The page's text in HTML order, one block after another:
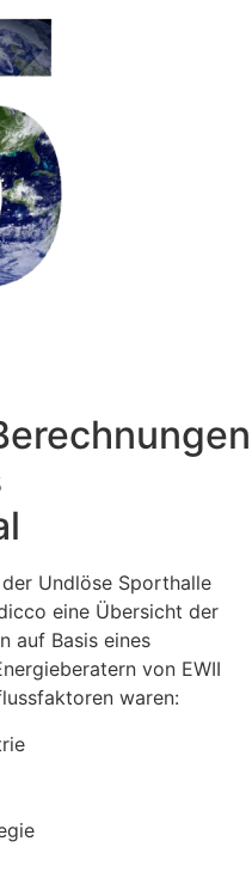
Undlöse Sporthalle
eine Übersicht der
auf Basis eines
von EWII
waren: